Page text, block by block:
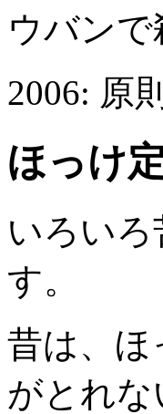
ウバン
2006: 原
ほっけ
いろい
す。
昔は、ほ
がとれ